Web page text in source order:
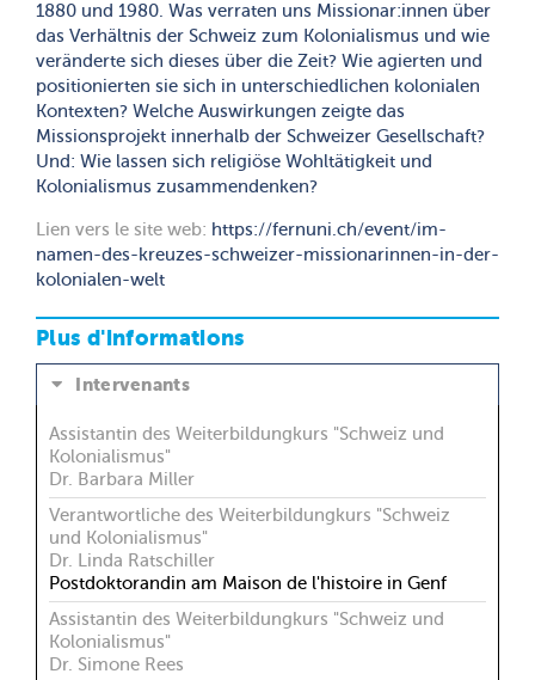
1880 und 1980. Was verraten uns Missionar:innen über
das Verhältnis der Schweiz zum Kolonialismus und wie
veränderte sich dieses über die Zeit? Wie agierten und
positionierten sie sich in unterschiedlichen kolonialen
Kontexten? Welche Auswirkungen zeigte das
Missionsprojekt innerhalb der Schweizer Gesellschaft?
Und: Wie lassen sich religiöse Wohltätigkeit und
Kolonialismus zusammendenken?
Lien vers le site web: https://fernuni.ch/event/im-
namen-des-kreuzes-schweizer-missionarinnen-in-der-
kolonialen-welt
Plus d'informations
Intervenants
Assistantin des Weiterbildungkurs "Schweiz und
Kolonialismus"
Dr. Barbara Miller
Verantwortliche des Weiterbildungkurs "Schweiz
und Kolonialismus"
Dr. Linda Ratschiller
Postdoktorandin am Maison de l'histoire in Genf
Assistantin des Weiterbildungkurs "Schweiz und
Kolonialismus"
Dr. Simone Rees